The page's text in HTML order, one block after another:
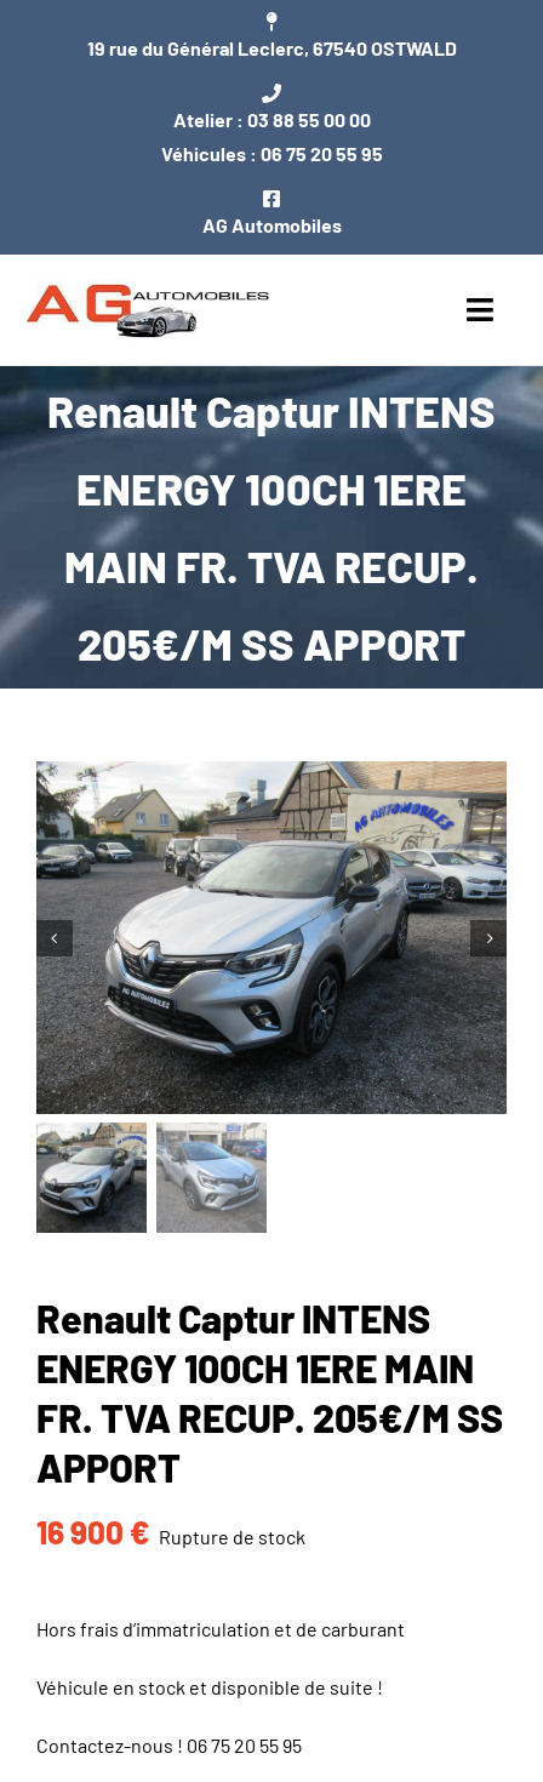
19 rue du Général Leclerc, 67540 OSTWALD
Atelier : 03 88 55 00 00
Véhicules : 06 75 20 55 95
AG Automobiles
ACCUEIL
ENTRETIEN / MÉCANIQUE
CARROSSERIE / VITRAGE
PNEUMATIQUE
Renault Captur INTENS
ENERGY 100CH 1ERE
MAIN FR. TVA RECUP.
205€/M SS APPORT
Renault Captur INTENS
ENERGY 100CH 1ERE MAIN
FR. TVA RECUP. 205€/M SS
APPORT
16 900 € Rupture de stock
Hors frais d’immatriculation et de carburant
Véhicule en stock et disponible de suite !
Contactez-nous ! 06 75 20 55 95